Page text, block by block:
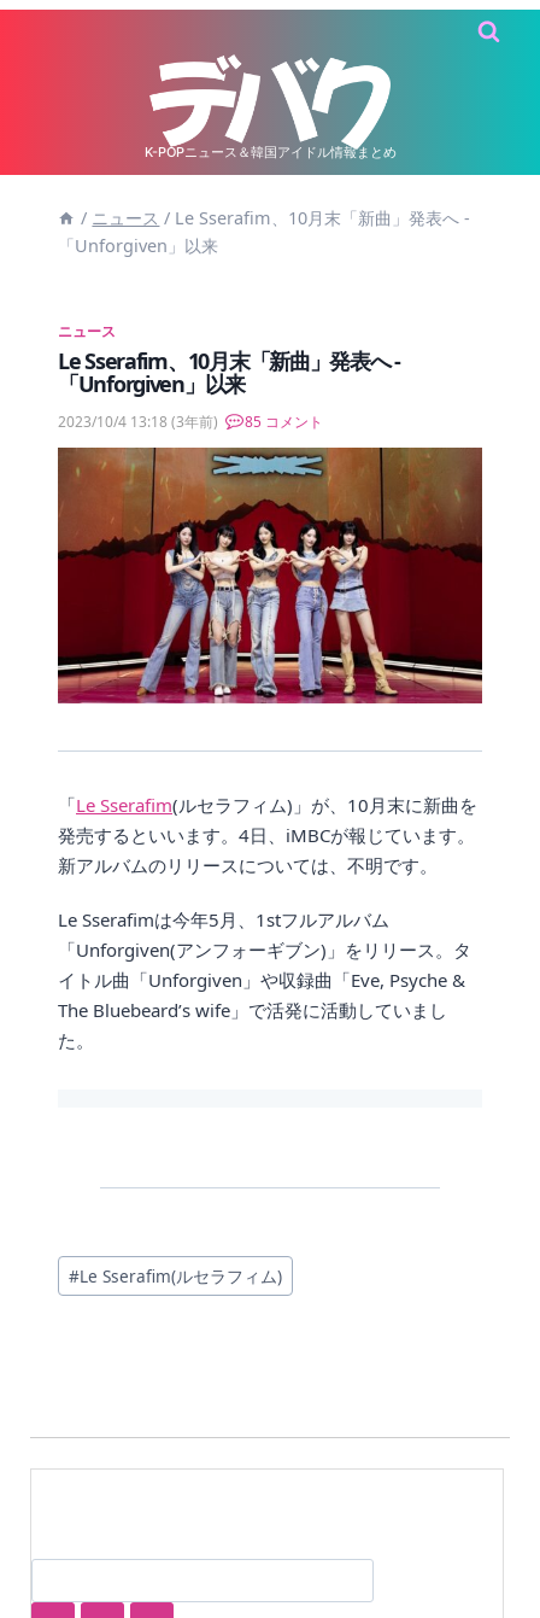
K-POPニュース＆韓国アイドル情報まとめ
/ ニュース / Le Sserafim、10月末「新曲」発表へ -
「Unforgiven」以来
ニュース
Le Sserafim、10月末「新曲」発表へ -
「Unforgiven」以来
2023/10/4 13:18 (3年前) 85 コメント
「Le Sserafim(ルセラフィム)」が、10月末に新曲を
発売するといいます。4日、iMBCが報じています。
新アルバムのリリースについては、不明です。
Le Sserafimは今年5月、1stフルアルバム
「Unforgiven(アンフォーギブン)」をリリース。タ
イトル曲「Unforgiven」や収録曲「Eve, Psyche &
The Bluebeard’s wife」で活発に活動していまし
た。
投
稿
#Le Sserafim(ルセラフィム)